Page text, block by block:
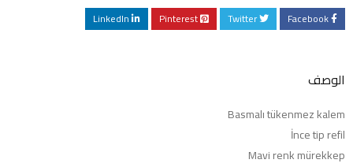
Facebook
Twitter
Pinterest
LinkedIn
الوصف
Basmalı tükenmez kalem
İnce tip refil
Mavi renk mürekkep